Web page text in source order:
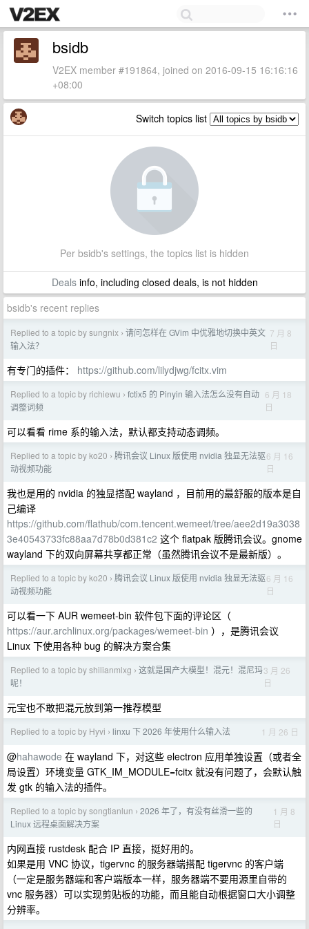
bsidb
V2EX member #191864, joined on 2016-09-15 16:16:16
+08:00
Switch topics list
Per bsidb's settings, the topics list is hidden
Dealsinfo, including closed deals, is not hidden
bsidb's recent replies
Replied to a topic by sungnix › 请问怎样在 GVim 中优雅地切换中英文
输入法？
7 月 8
日
有专门的插件： https://github.com/lilydjwg/fcitx.vim
Replied to a topic by richiewu › fctix5 的 Pinyin 输入法怎么没有自动
调整词频
6 月 18
日
可以看看 rime 系的输入法，默认都支持动态调频。
Replied to a topic by ko20 › 腾讯会议 Linux 版使用 nvidia 独显无法驱
动视频功能
6 月 16
日
我也是用的 nvidia 的独显搭配 wayland ，目前用的最舒服的版本是自
己编译
https://github.com/flathub/com.tencent.wemeet/tree/aee2d19a3038
3e40543733fc88aa7d78b0d381c2 这个 flatpak 版腾讯会议。gnome
wayland 下的双向屏幕共享都正常（虽然腾讯会议不是最新版）。
Replied to a topic by ko20 › 腾讯会议 Linux 版使用 nvidia 独显无法驱
动视频功能
6 月 16
日
可以看一下 AUR wemeet-bin 软件包下面的评论区（
https://aur.archlinux.org/packages/wemeet-bin ），是腾讯会议
Linux 下使用各种 bug 的解决方案合集
Replied to a topic by shilianmlxg › 这就是国产大模型！混元！混尼玛
呢！
3 月 26
日
元宝也不敢把混元放到第一推荐模型
Replied to a topic by Hyvi › linxu 下 2026 年使用什么输入法 1 月 26 日
@hahawode 在 wayland 下，对这些 electron 应用单独设置（或者全
局设置）环境变量 GTK_IM_MODULE=fcitx 就没有问题了，会默认触
发 gtk 的输入法的插件。
Replied to a topic by songtianlun › 2026 年了，有没有丝滑一些的
Linux 远程桌面解决方案
1 月 8
日
内网直接 rustdesk 配合 IP 直接，挺好用的。
如果是用 VNC 协议，tigervnc 的服务器端搭配 tigervnc 的客户端
（一定是服务器端和客户端版本一样，服务器端不要用源里自带的
vnc 服务器）可以实现剪贴板的功能，而且能自动根据窗口大小调整
分辨率。